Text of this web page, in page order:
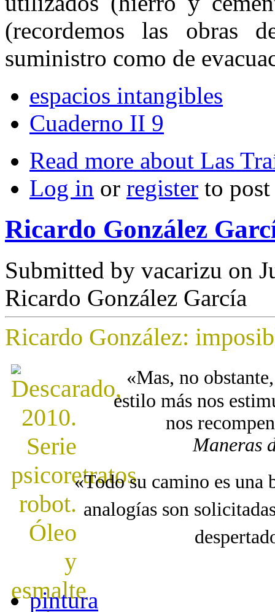
(recordemos las obras
suministro como de
espacios intangibles
Cuaderno II 9
Read more about Las
Log in or register to
Ricardo González
Submitted by vacarizu on
Ricardo González García
Ricardo González:
«Mas, no
estilo más nos
nos
Maneras
«Todo su camino es una
analogías son
pintura